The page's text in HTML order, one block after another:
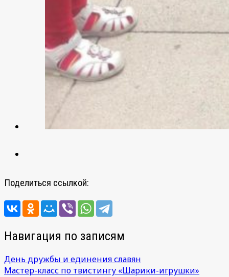
Поделиться ссылкой:
Навигация по записям
День дружбы и единения славян
Мастер-класс по твистингу «Шарики-игрушки»